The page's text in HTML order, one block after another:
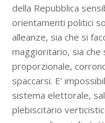
della Repubblica
orientamenti politici
alleanze, sia che si
maggioritario, sia che
proporzionale,
spaccarsi. E’
sistema elettorale,
plebiscitario